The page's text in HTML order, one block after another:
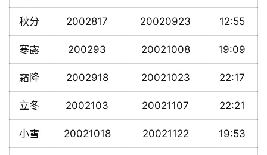
秋分 2002817 20020923 12:55
寒露 200293 20021008 19:09
霜降 2002918 20021023 22:17
立冬 2002103 20021107 22:21
小雪 20021018 20021122 19:53